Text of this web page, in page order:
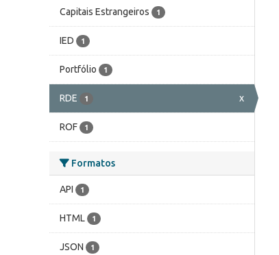
Capitais Estrangeiros 1
IED 1
Portfólio 1
RDE 1 x
ROF 1
Formatos
API 1
HTML 1
JSON 1